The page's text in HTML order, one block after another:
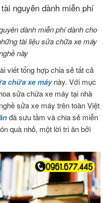
nguyên dành miễn phí
dành miễn phí dành cho
tài liệu sửa chữa xe máy
này
viết tổng hợp chia sẻ tất cả
chữa xe máynày. Với mục
sửa chữa xe máy tại nhà
sửa xe máy trên toàn Việt
đã sưu tầm và chia sẻ miễn
quà nhỏ, một lời tri ân bởi